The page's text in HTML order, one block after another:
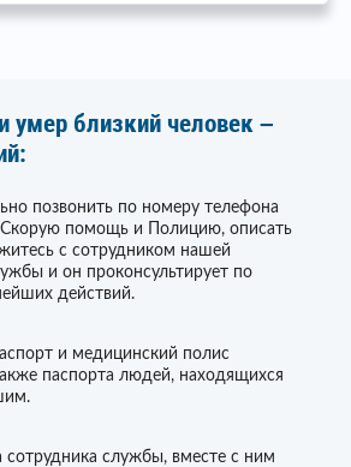
умер близкий человек –
позвонить по номеру телефона
Скорую помощь и Полицию, описать
с сотрудником нашей
и он проконсультирует по
действий.
и медицинский полис
паспорта людей, находящихся
сотрудника службы, вместе с ним